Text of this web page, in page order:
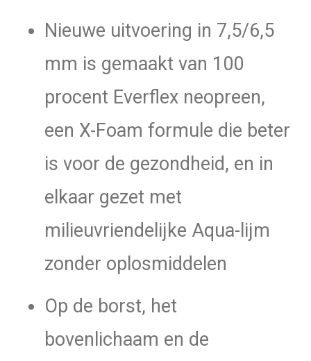
Nieuwe uitvoering in 7,5/6,5
mm is gemaakt van 100
procent Everflex neopreen,
een X-Foam formule die beter
is voor de gezondheid, en in
elkaar gezet met
milieuvriendelijke Aqua-lijm
zonder oplosmiddelen
Op de borst, het
bovenlichaam en de